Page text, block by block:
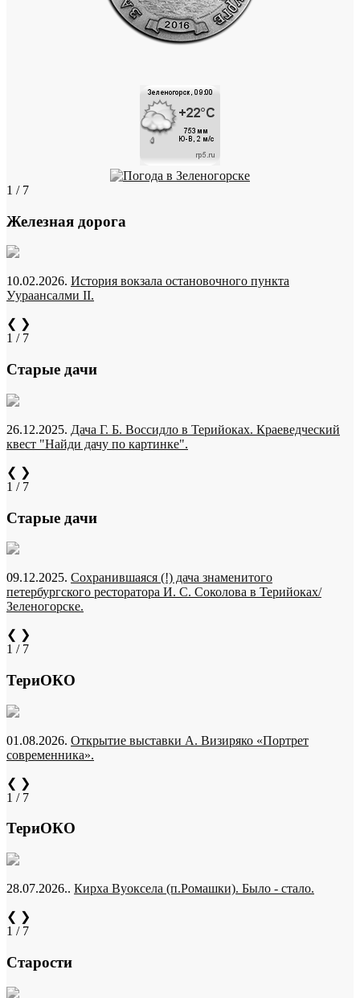
1 / 7
Железная дорога
10.02.2026. История вокзала остановочного пункта
Уураансалми II.
❮ ❯
1 / 7
Старые дачи
26.12.2025. Дача Г. Б. Воссидло в Терийоках. Краеведческий
квест "Найди дачу по картинке".
❮ ❯
1 / 7
Старые дачи
09.12.2025. Сохранившаяся (!) дача знаменитого
петербургского ресторатора И. С. Соколова в Терийоках/
Зеленогорске.
❮ ❯
1 / 7
ТериОКО
01.08.2026. Открытие выставки А. Визиряко «Портрет
современника».
❮ ❯
1 / 7
ТериОКО
28.07.2026.. Кирха Вуоксела (п.Ромашки). Было - стало.
❮ ❯
1 / 7
Старости